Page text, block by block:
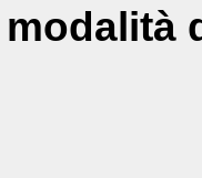
modalità